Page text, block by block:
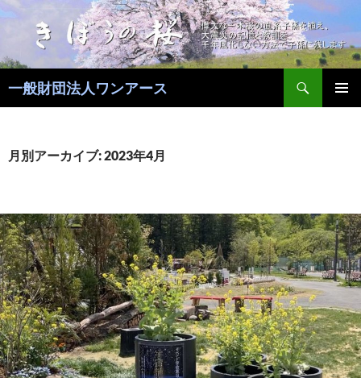
コ
ン
ツ
へ
ッ
一般財団法人ワンアース
月別アーカイブ: 2023年4月